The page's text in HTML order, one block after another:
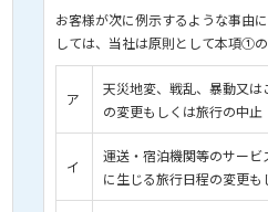
お客様が次に例示するような事由
しては、当社は原則として本項①の
ア
天災地変、戦乱、暴動又
の変更もしくは旅行の中止
イ
運送・宿泊機関等のサー
に生じる旅行日程の変更も